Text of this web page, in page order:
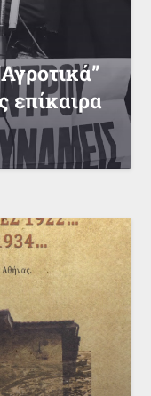
επίκαιρα